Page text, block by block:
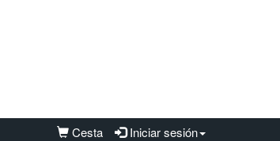
Cesta Iniciar sesión